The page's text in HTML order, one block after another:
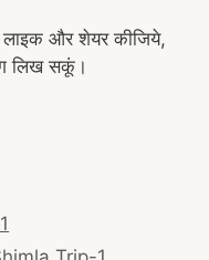
लाइक और शेयर कीजिये,
लिख सकूं।